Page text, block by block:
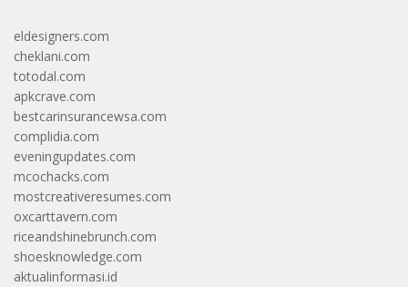
eldesigners.com
cheklani.com
totodal.com
apkcrave.com
bestcarinsurancewsa.com
complidia.com
eveningupdates.com
mcochacks.com
mostcreativeresumes.com
oxcarttavern.com
riceandshinebrunch.com
shoesknowledge.com
aktualinformasi.id